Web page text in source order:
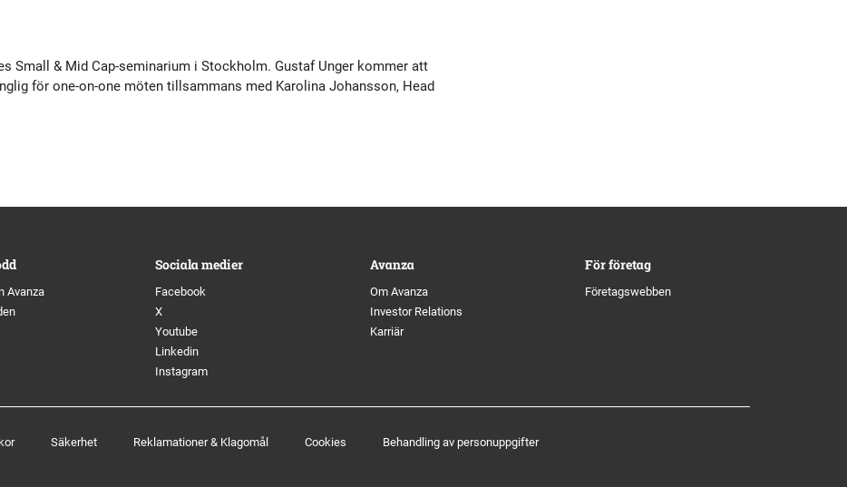
Styrelse
Valberedning
Bildbank
Small & Mid Cap-seminarium i Stockholm. Gustaf Unger kommer att
för one-on-one möten tillsammans med Karolina Johansson, Head
Avanza
Sociala medier
Facebook
X
Youtube
Linkedin
Instagram
Avanza
Om Avanza
Investor Relations
Karriär
För företag
Företagswebben
Säkerhet Reklamationer & Klagomål Cookies Behandling av personuppgifter